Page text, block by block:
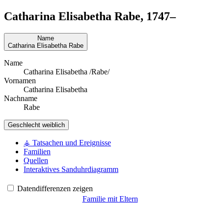
Catharina Elisabetha Rabe, 1747–
Name
Catharina Elisabetha Rabe
Name
Catharina Elisabetha /Rabe/
Vornamen
Catharina Elisabetha
Nachname
Rabe
Geschlecht weiblich
⚶ Tatsachen und Ereignisse
Familien
Quellen
Interaktives Sanduhrdiagramm
Datendifferenzen zeigen
Familie mit Eltern